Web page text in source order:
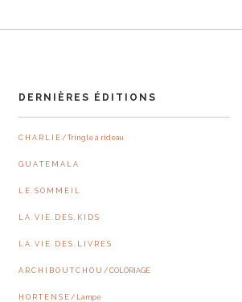
DERNIÈRES ÉDITIONS
C H A R L I E / Tringle à rideau
G U A T E M A L A
L E . S O M M E I L
L A . V I E . D E S . K I D S
L A . V I E . D E S . L I V R E S
A R C H I B O U T C H O U / COLORIAGE
H O R T E N S E / Lampe